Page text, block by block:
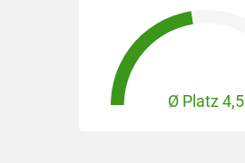
Ø Platz4,5